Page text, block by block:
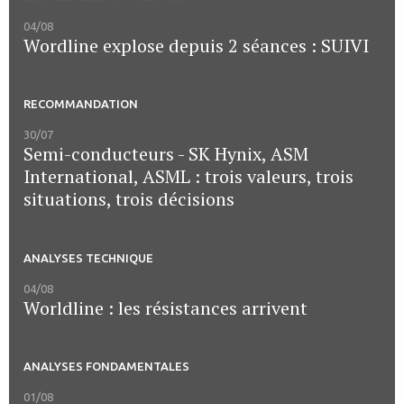
04/08
Wordline explose depuis 2 séances : SUIVI
RECOMMANDATION
30/07
Semi-conducteurs - SK Hynix, ASM
International, ASML : trois valeurs, trois
situations, trois décisions
ANALYSES TECHNIQUE
04/08
Worldline : les résistances arrivent
ANALYSES FONDAMENTALES
01/08